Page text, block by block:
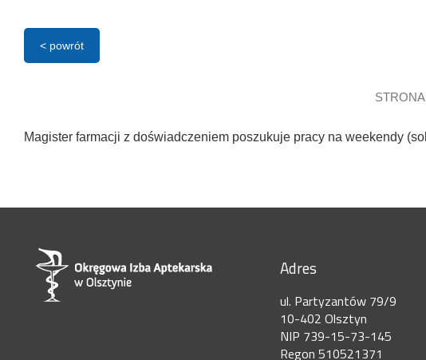
< powrót
Magister farmacji z doświadczeniem poszukuje pracy na weekendy
Adres
ul. Partyzantów 79/9
10-402 Olsztyn
NIP 739-15-73-145
Regon 510521371